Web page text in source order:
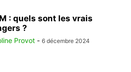
: quels sont les vrais
?
Provot - 6 décembre 2024